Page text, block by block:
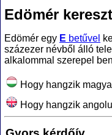
Edömér
Edömér egy E betűvel
százezer névből álló
alkalommal szerepel
Hogy hangzik
Hogy hangzik